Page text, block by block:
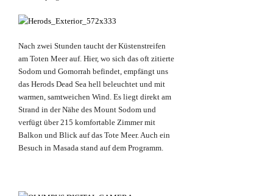
Nach zwei Stunden taucht der Küstenstreifen
am Toten Meer auf. Hier, wo sich das oft zitierte
Sodom und Gomorrah befindet, empfängt uns
das Herods Dead Sea hell beleuchtet und mit
warmen, samtweichen Wind. Es liegt direkt am
Strand in der Nähe des Mount Sodom und
verfügt über 215 komfortable Zimmer mit
Balkon und Blick auf das Tote Meer. Auch ein
Besuch in Masada stand auf dem Programm.